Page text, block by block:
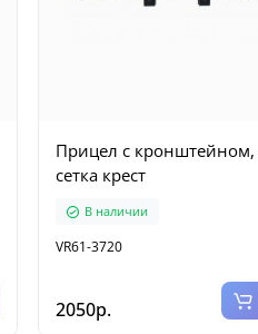
Прицел с кронштейном,
сетка крест
В наличии
VR61-3720
2050р.